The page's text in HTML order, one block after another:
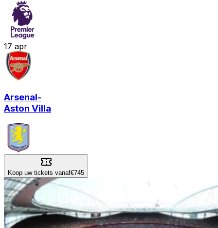
17 apr
Arsenal-
Aston Villa
Koop uw tickets vanaf€745